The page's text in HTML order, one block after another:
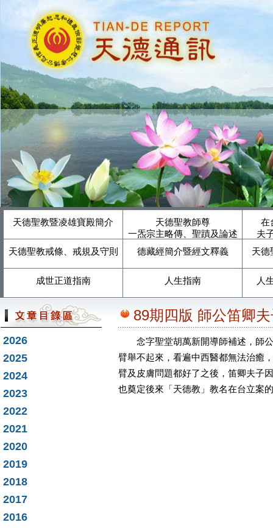
天德聖教暨凌雄寶殿簡介
天德聖教師尊
一炁宗主略傳、聖蹟及論述
在
夫
天德聖教戒條、戒規及守則
德藏經簡介暨經文釋義 天德
成世正道指南 人生指南 人
2026
2025
2024
2023
2022
2021
2020
2019
2018
2017
2016
89期四版 師公笛卿
念字聖堂胡萬新開導師補述，師公
臂舉不起來，看遍中西醫都無法治癒
臂及皮膚問題都好了之後，笛卿夫子
也奠定後來「天德教」教名在台立案